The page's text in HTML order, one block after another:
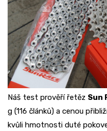
Náš test prověří řetěz Sun
g (116 článků) a cenou
kvůli hmotnosti duté